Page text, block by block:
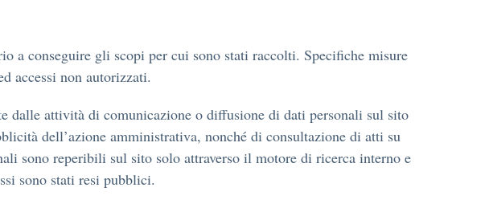
a conseguire gli scopi per cui sono stati raccolti. Specifiche misure
accessi non autorizzati.
dalle attività di comunicazione o diffusione di dati personali sul sito
dell’azione amministrativa, nonché di consultazione di atti su
sono reperibili sul sito solo attraverso il motore di ricerca interno e
sono stati resi pubblici.